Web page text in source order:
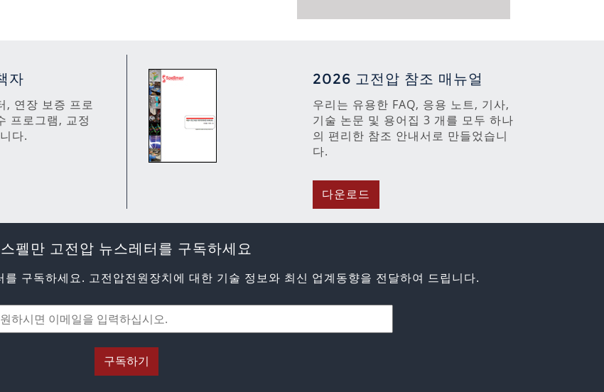
자
, 연장 보증 프로
프로그램, 교정
다.
2026 고전압 참조 매뉴얼
우리는 유용한 FAQ, 응용 노트, 기사,
기술 논문 및 용어집 3 개를 모두 하나
의 편리한 참조 안내서로 만들었습니
다.
다운로드
스펠만 고전압 뉴스레터를 구독하세요
구독하세요. 고전압전원장치에 대한 기술 정보와 최신 업계동향을 전달하여 드립니다.
구독하기